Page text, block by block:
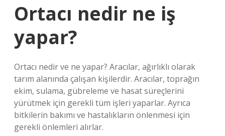
Ortacı nedir ne iş
yapar?
Ortacı nedir ve ne yapar? Aracılar, ağırlıklı olarak
tarım alanında çalışan kişilerdir. Aracılar, toprağın
ekim, sulama, gübreleme ve hasat süreçlerini
yürütmek için gerekli tüm işleri yaparlar. Ayrıca
bitkilerin bakımı ve hastalıkların önlenmesi için
gerekli önlemleri alırlar.